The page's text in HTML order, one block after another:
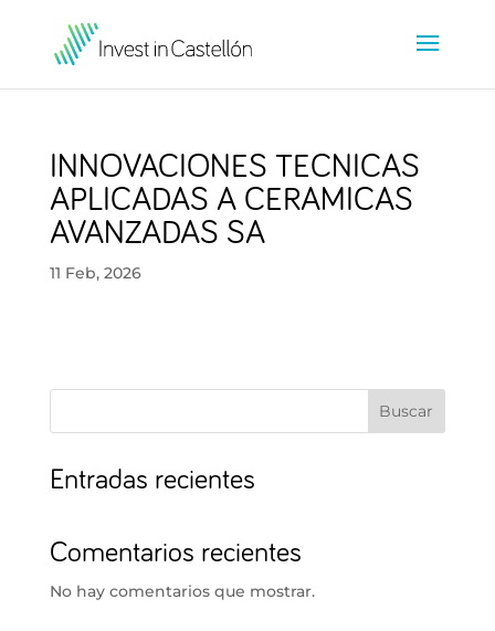
INNOVACIONES TECNICAS
APLICADAS A CERAMICAS
AVANZADAS SA
11 Feb, 2026
Buscar
Entradas recientes
Comentarios recientes
No hay comentarios que mostrar.